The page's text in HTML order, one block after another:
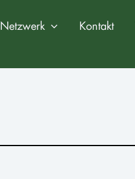
Netzwerk Kontakt